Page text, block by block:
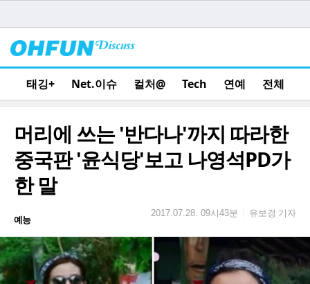
태깅+ Net.이슈 컬처@ Tech 연예 전체
머리에 쓰는 '반다나'까지 따라한
중국판 '윤식당'보고 나영석PD가
한 말
예능
2017.07.28. 09시43분 유보경 기자